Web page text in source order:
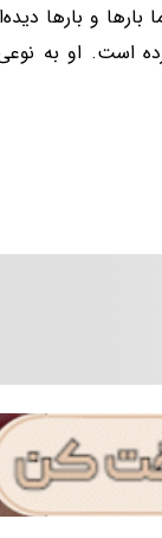
و بارها
است. او به